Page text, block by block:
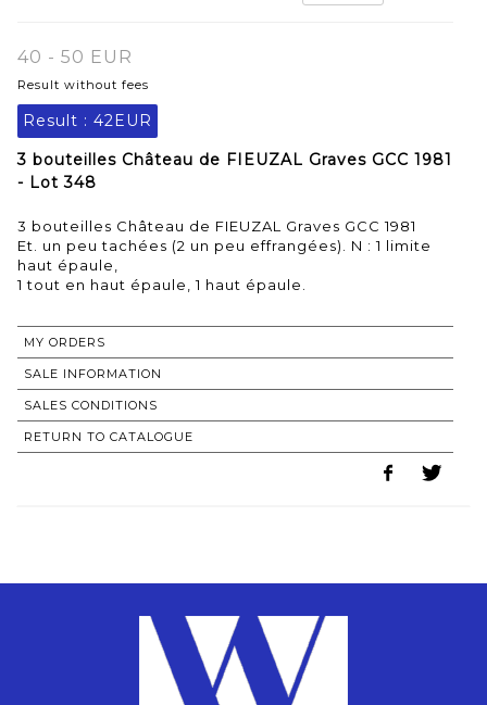
40 - 50 EUR
Result without fees
Result : 42EUR
3 bouteilles Château de FIEUZAL Graves GCC 1981
- Lot 348
3 bouteilles Château de FIEUZAL Graves GCC 1981
Et. un peu tachées (2 un peu effrangées). N : 1 limite
haut épaule,
MY ORDERS
SALE INFORMATION
SALES CONDITIONS
RETURN TO CATALOGUE